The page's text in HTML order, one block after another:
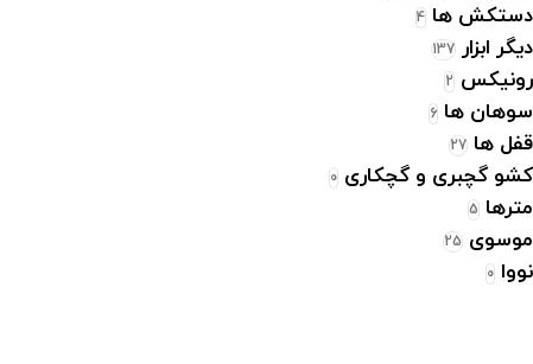
دستکش ها 4
دیگر ابزار 137
رونیکس 2
سوهان ها 6
قفل ها 27
کشو گچبری و گچکاری 0
مترها 5
موسوی 25
نووا 0